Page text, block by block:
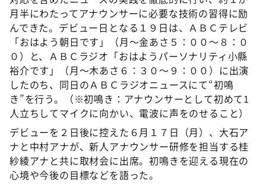
アナ回覧板
月半にわたってアナウンサーに必要な技術の習得に励
んできた。デビュー日となる１９日は、ＡＢＣテレビ
「おはよう朝日です」（月～金あさ５：００～８：０
０）と、ＡＢＣラジオ「おはようパーソナリティ小縣
裕介です」（月～木あさ６：３０～９：００）に出演
したのち、同日のＡＢＣラジオニュースにて“初鳴
き”を行う。（※初鳴き：アナウンサーとして初めて1
人立ちしてマイクに向かい、電波に声をのせること）
デビューを２日後に控えた６月１７日（月）、大石ア
ナと中村アナが、新人アナウンサー研修を担当する桂
紗綾アナと共に取材会に出席。初鳴きを迎える現在の
心境や今後の目標などを語った。